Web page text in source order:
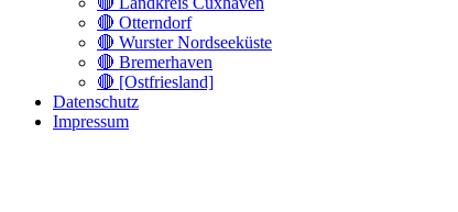
🔴 Otterndorf
🔴 Wurster Nordseeküste
🔴 Bremerhaven
🔴 [Ostfriesland]
Datenschutz
Impressum